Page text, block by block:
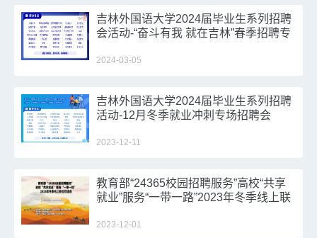
吉林外国语大学2024届毕业生系列招聘
会活动-“奋斗有我 就在吉林”春季招聘专
2024-03-05
吉林外国语大学2024届毕业生系列招聘
活动-12月冬季就业冲刺专场招聘会
2023-12-11
教育部“24365校园招聘服务”高校“共享
就业”服务“一带一路”2023年冬季线上联
2023-12-01